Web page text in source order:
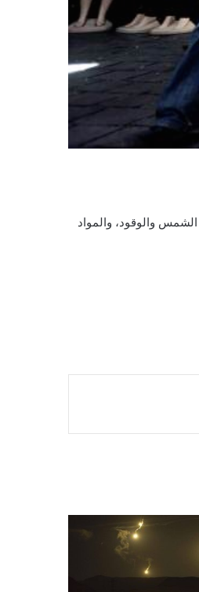
والوقود، والمواد